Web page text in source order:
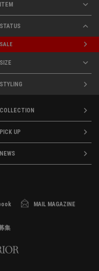
ITEM
STATUS
SALE
SIZE
STYLING
COLLECTION
PICK UP
NEWS
MAIL MAGAZINE
集